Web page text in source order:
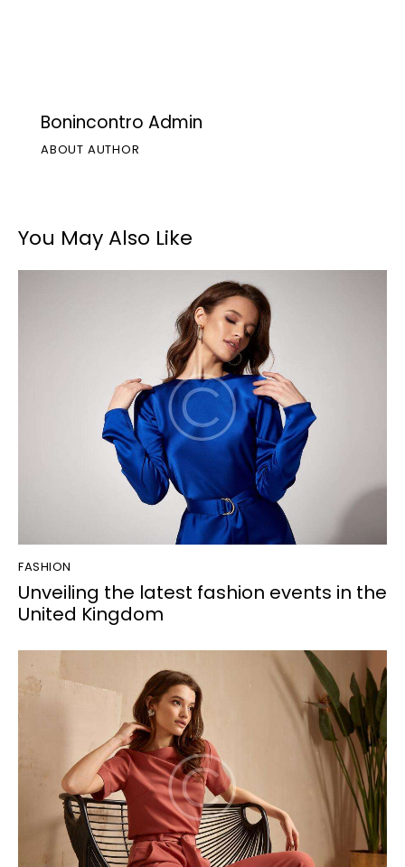
Bonincontro Admin
ABOUT AUTHOR
You May Also Like
FASHION
Unveiling the latest fashion events in the
United Kingdom